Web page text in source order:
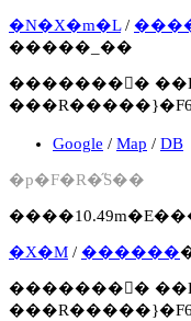
�N�X�m�L/
�����_��
�������񍐏�
Google / Map / DB
�p�F�R�̋S��
�X�M / ������
�������񍐏�